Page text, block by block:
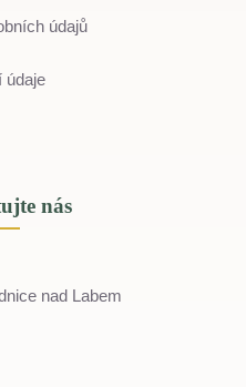
údajů
údaje
nás
nad Labem